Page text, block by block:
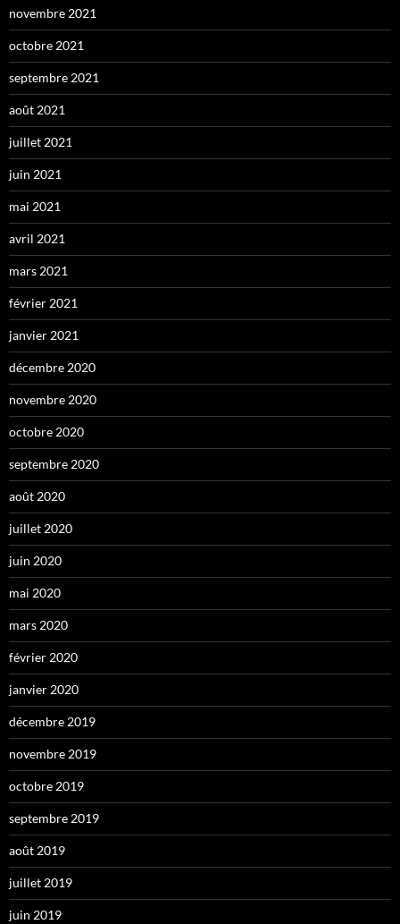
novembre 2021
octobre 2021
septembre 2021
août 2021
juillet 2021
juin 2021
mai 2021
avril 2021
mars 2021
février 2021
janvier 2021
décembre 2020
novembre 2020
octobre 2020
septembre 2020
août 2020
juillet 2020
juin 2020
mai 2020
mars 2020
février 2020
janvier 2020
décembre 2019
novembre 2019
octobre 2019
septembre 2019
août 2019
juillet 2019
juin 2019